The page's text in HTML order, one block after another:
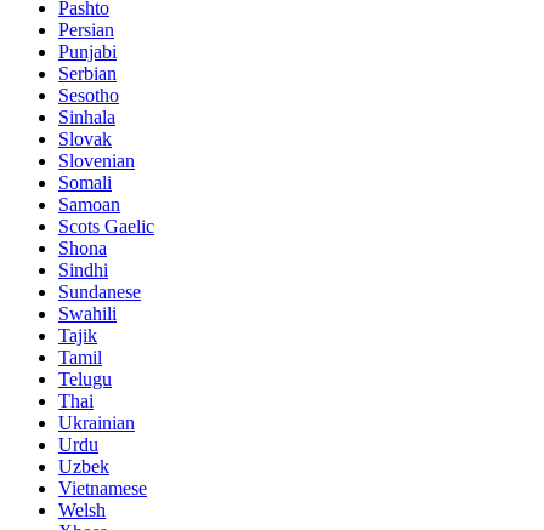
Pashto
Persian
Punjabi
Serbian
Sesotho
Sinhala
Slovak
Slovenian
Somali
Samoan
Scots Gaelic
Shona
Sindhi
Sundanese
Swahili
Tajik
Tamil
Telugu
Thai
Ukrainian
Urdu
Uzbek
Vietnamese
Welsh